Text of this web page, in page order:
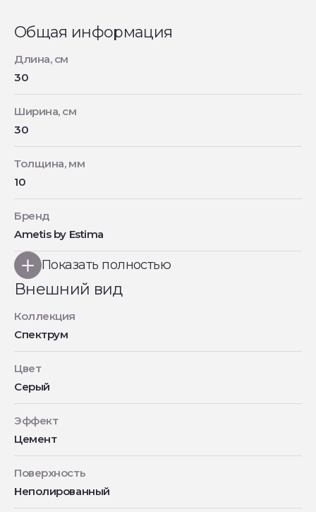
Общая информация
Длина, см
30
Ширина, см
30
Толщина, мм
10
Бренд
Ametis by Estima
Показать полностью
Внешний вид
Коллекция
Спектрум
Цвет
Серый
Эффект
Цемент
Поверхность
Неполированный